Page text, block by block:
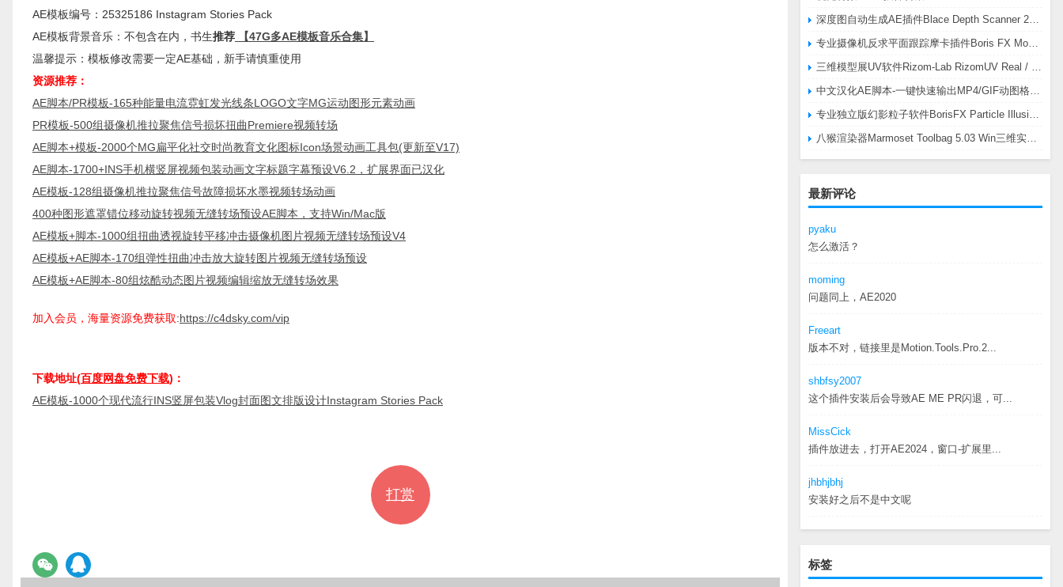
最新评论
pyaku
怎么激活？
moming
问题同上，AE2020
Freeart
版本不对，链接里是Motion.Tools.Pro.2...
shbfsy2007
这个插件安装后会导致AE ME PR闪退，可...
MissCick
插件放进去，打开AE2024，窗口-扩展里...
jhbhjbhj
安装好之后不是中文呢
标签
AE模板编号：25325186 Instagram Stories Pack
AE模板背景音乐：不包含在内，书生推荐 【47G多AE模板音乐合集】
温馨提示：模板修改需要一定AE基础，新手请慎重使用
资源推荐：
AE脚本/PR模板-165种能量电流霓虹发光线条LOGO文字MG运动图形元素动画
PR模板-500组摄像机推拉聚焦信号损坏扭曲Premiere视频转场
AE脚本+模板-2000个MG扁平化社交时尚教育文化图标Icon场景动画工具包(更新至V17)
AE脚本-1700+INS手机横竖屏视频包装动画文字标题字幕预设V6.2，扩展界面已汉化
AE模板-128组摄像机推拉聚焦信号故障损坏水墨视频转场动画
400种图形遮罩错位移动旋转视频无缝转场预设AE脚本，支持Win/Mac版
AE模板+脚本-1000组扭曲透视旋转平移冲击摄像机图片视频无缝转场预设V4
AE模板+AE脚本-170组弹性扭曲冲击放大旋转图片视频无缝转场预设
AE模板+AE脚本-80组炫酷动态图片视频编辑缩放无缝转场效果
加入会员，海量资源免费获取:https://c4dsky.com/vip
下载地址(百度网盘免费下载)：
AE模板-1000个现代流行INS竖屏包装Vlog封面图文排版设计Instagram Stories Pack
打赏